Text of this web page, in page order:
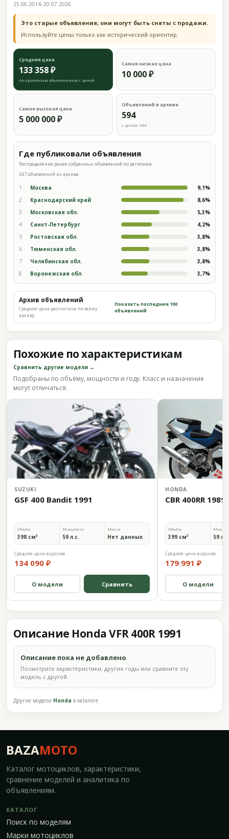
25.06.2014–20.07.2026
Это старые объявления; они могут быть сняты с продажи.
Используйте цены только как исторический ориентир.
Средняя цена
133 358 ₽
по архивным объявлениям с ценой
Самая низкая цена
10 000 ₽
Самая высокая цена
5 000 000 ₽
Объявлений в архиве
594
с ценой: 580
Где публиковали объявления
Распределение ранее собранных объявлений по регионам.
547 объявлений из архива
1 Москва 9,1%
2 Краснодарский край 8,6%
3 Московская обл. 5,3%
4 Санкт-Петербург 4,2%
5 Ростовская обл. 3,8%
6 Тюменская обл. 3,8%
7 Челябинская обл. 3,8%
8 Воронежская обл. 3,7%
Архив объявлений
Средняя цена рассчитана по всему
архиву
Показать последние 100
объявлений
Похожие по характеристикам
Сравнить другие модели →
Подобраны по объёму, мощности и году. Класс и назначение
могут отличаться.
SUZUKI
GSF 400 Bandit 1991
Объём
398 см³
Мощность
59 л.с.
Масса
Нет данных
Средняя цена в архиве
134 090 ₽
О модели Сравнить
HONDA
CBR 400RR 1989
Объём
399 см³ 59
Средняя цена в архиве
179 991 ₽
О модели
Описание Honda VFR 400R 1991
Описание пока не добавлено
Посмотрите характеристики, другие годы или сравните эту
модель с другой.
Другие модели Honda в каталоге
BAZAMOTO
Каталог мотоциклов, характеристики,
сравнение моделей и аналитика по
объявлениям.
КАТАЛОГ
Поиск по моделям
Марки мотоциклов